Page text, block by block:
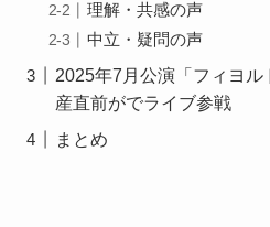
理解・共感の声
中立・疑問の声
2025年7月公演「フィヨ
産直前がでライブ参戦
まとめ